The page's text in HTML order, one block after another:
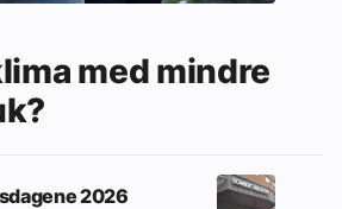
med mindre
2026